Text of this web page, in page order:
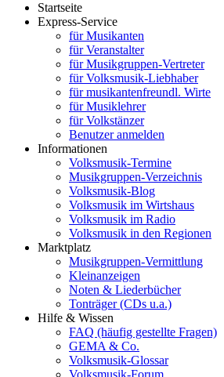
Startseite
Express-Service
für Musikanten
für Veranstalter
für Musikgruppen-Vertreter
für Volksmusik-Liebhaber
für musikantenfreundl. Wirte
für Musiklehrer
für Volkstänzer
Benutzer anmelden
Informationen
Volksmusik-Termine
Musikgruppen-Verzeichnis
Volksmusik-Blog
Volksmusik im Wirtshaus
Volksmusik im Radio
Volksmusik in den Regionen
Marktplatz
Musikgruppen-Vermittlung
Kleinanzeigen
Noten & Liederbücher
Tonträger (CDs u.a.)
Hilfe & Wissen
FAQ (häufig gestellte Fragen)
GEMA & Co.
Volksmusik-Glossar
Volksmusik-Forum